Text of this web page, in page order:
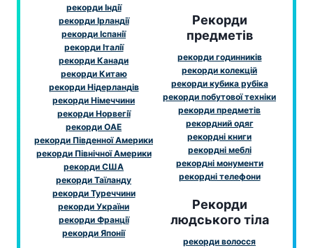
рекорди Індії
рекорди Ірландії
рекорди Іспанії
рекорди Італії
рекорди Канади
рекорди Китаю
рекорди Нідерландів
рекорди Німеччини
рекорди Норвегії
рекорди ОАЕ
рекорди Південної Америки
рекорди Північної Америки
рекорди США
рекорди Таїланду
рекорди Туреччини
рекорди України
рекорди Франції
рекорди Японії
Рекорди
предметів
рекорди годинників
рекорди колекцій
рекорди кубика рубіка
рекорди побутової техніки
рекорди предметів
рекордний одяг
рекордні книги
рекордні меблі
рекордні монументи
рекордні телефони
Рекорди
людського тіла
рекорди волосся